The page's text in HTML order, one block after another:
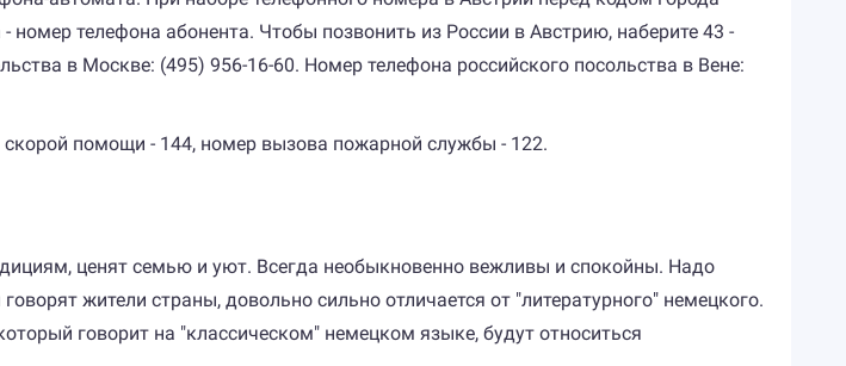
телефона абонента. Чтобы позвонить из России в Австрию, наберите 43 -
в Москве: (495) 956-16-60. Номер телефона российского посольства в Вене:
помощи - 144, номер вызова пожарной службы - 122.
ценят семью и уют. Всегда необыкновенно вежливы и спокойны. Надо
жители страны, довольно сильно отличается от "литературного" немецкого.
говорит на "классическом" немецком языке, будут относиться